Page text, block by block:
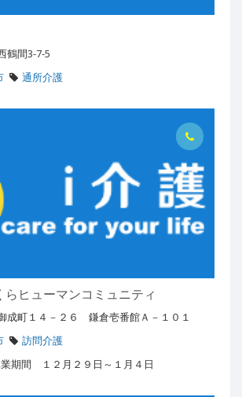
鶴間3-7-5
通所介護
らヒューマンコミュニティ
成町１４－２６ 鎌倉壱番館Ａ－１０１
訪問介護
期間 １２月２９日～１月４日